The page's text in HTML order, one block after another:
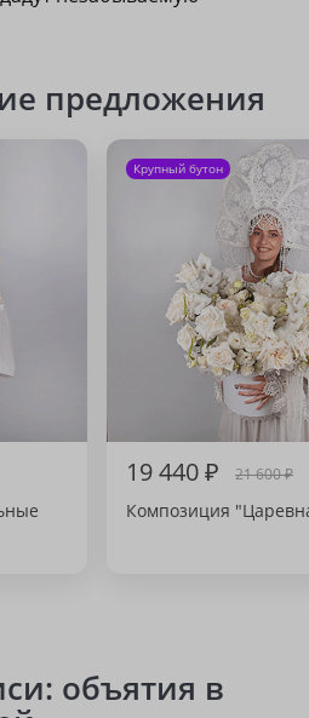
предложения
Крупный бутон
19 440 ₽ 21 600 ₽
Композиция
объятия в